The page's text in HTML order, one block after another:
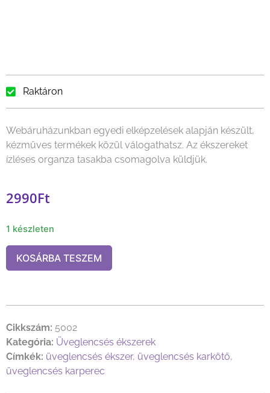
Raktáron
Webáruházunkban egyedi elképzelések alapján készült,
kézműves termékek közül válogathatsz. Az ékszereket
ízléses organza tasakba csomagolva küldjük.
2990Ft
1 készleten
KOSÁRBA TESZEM
Cikkszám: 5002
Kategória: Üveglencsés ékszerek
Címkék: üveglencsés ékszer, üveglencsés karkötő,
üveglencsés karperec